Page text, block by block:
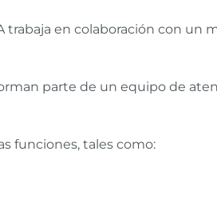
en colaboración con un
parte de un equipo de
funciones, tales como: